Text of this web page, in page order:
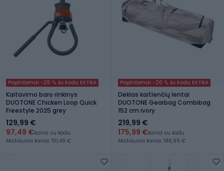
Papildomai -25 % su kodu EXTRA
Kaitavimo baro rinkinys
DUOTONE Chicken Loop Quick
Freestyle 2025 grey
129,99 €
97,49 €kaina su kodu
Mažiausia kaina: 110,49 €
Papildomai -20 % su kodu EXTRA
Dėklas kaitlenčių lentai
DUOTONE Gearbag Combibag
152 cm ivory
219,99 €
175,99 €kaina su kodu
Mažiausia kaina: 186,99 €